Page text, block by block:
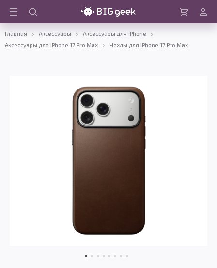
Войти
Главная Аксессуары
Аксессуары для iPhone
Аксессуары для iPhone 17 Pro Max
Чехлы для iPhone 17 Pro Max